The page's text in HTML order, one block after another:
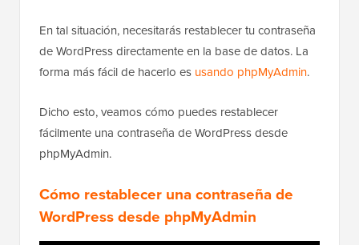
En tal situación, necesitarás restablecer tu contraseña
de WordPress directamente en la base de datos. La
forma más fácil de hacerlo es usando phpMyAdmin.
Dicho esto, veamos cómo puedes restablecer
fácilmente una contraseña de WordPress desde
phpMyAdmin.
Cómo restablecer una contraseña de
WordPress desde phpMyAdmin